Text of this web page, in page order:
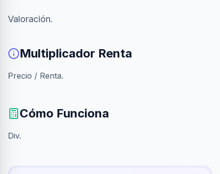
Valoración.
Multiplicador Renta
Precio / Renta.
Cómo Funciona
Div.